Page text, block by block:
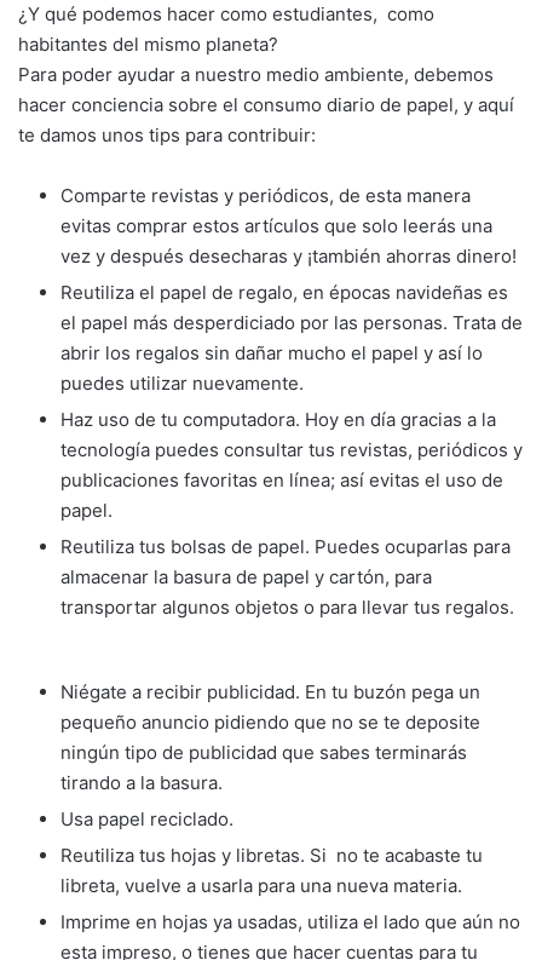
¿Y qué podemos hacer como estudiantes, como
habitantes del mismo planeta?
Para poder ayudar a nuestro medio ambiente, debemos
hacer conciencia sobre el consumo diario de papel, y aquí
te damos unos tips para contribuir:
Comparte revistas y periódicos, de esta manera
evitas comprar estos artículos que solo leerás una
vez y después desecharas y ¡también ahorras dinero!
Reutiliza el papel de regalo, en épocas navideñas es
el papel más desperdiciado por las personas. Trata de
abrir los regalos sin dañar mucho el papel y así lo
puedes utilizar nuevamente.
Haz uso de tu computadora. Hoy en día gracias a la
tecnología puedes consultar tus revistas, periódicos y
publicaciones favoritas en línea; así evitas el uso de
papel.
Reutiliza tus bolsas de papel. Puedes ocuparlas para
almacenar la basura de papel y cartón, para
transportar algunos objetos o para llevar tus regalos.
Niégate a recibir publicidad. En tu buzón pega un
pequeño anuncio pidiendo que no se te deposite
ningún tipo de publicidad que sabes terminarás
tirando a la basura.
Usa papel reciclado.
Reutiliza tus hojas y libretas. Si no te acabaste tu
libreta, vuelve a usarla para una nueva materia.
Imprime en hojas ya usadas, utiliza el lado que aún no
esta impreso, o tienes que hacer cuentas para tu